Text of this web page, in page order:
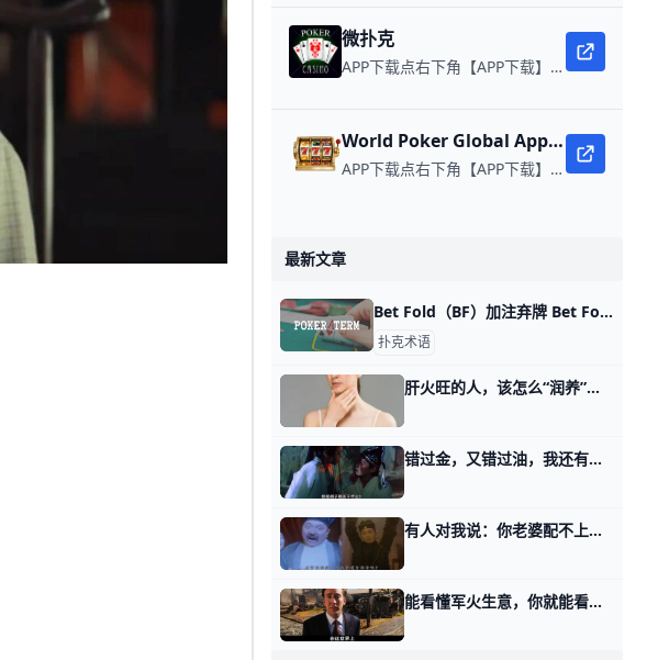
微扑克
APP下载点右下角【APP下载】联系客服 每日更新可用链接 微扑克 WPK真人在线约局，领WPK钻石。
World Poker Global App全球微扑克
APP下载点右下角【APP下载】联系客服 每日更新可用链接 在线玩扑克，赢取真钱。
最新文章
Bet Fold（BF）加注弃牌 Bet Fold（BF）加注弃牌 选择下注并准备弃手牌的情况
扑克术语
肝火旺的人，该怎么“润养”？ “肝火旺”是一种怎样的体验？有网友贴切地形容：情绪与身体的双重内耗，不仅人容易急躁，而且身体也更爱上火。 在中医眼中，“肝火旺”的人有哪些表现
错过金，又错过油，我还有机会么？ 回答一个满级读者的问题。 他说他先后错过了我2025年1月2号就系统性讲述的贵金属和原油，非常的懊悔。 那么他什么情况呢，他是个做传统机械行业的
有人对我说：你老婆配不上你 昨天我讲选择与努力的时候，在第三个话题中，又拿我太太打岔。 提到当年我刚开始捡乌龙指的时候，她笑话说这东西一点金融含量都没有，完全是小猫钓鱼。
能看懂军火生意，你就能看懂AI 那天讲宇宙的尽头是不是灵活就业时，有读者看完第一个话题，留言问我。 问我什么事儿呢？最终买单者这件事。 我们都很清楚，任何一个游戏，要长久，都得